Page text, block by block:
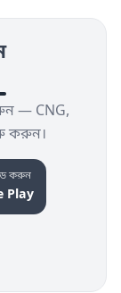
— CNG,
করুন।
করুন
Play